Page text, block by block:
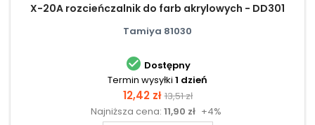
X-20A rozcieńczalnik do farb akrylowych - DD301
Tamiya 81030
 Dostępny
Termin wysyłki 1 dzień
Cena
12,42 zł Cena
podstawowa
13,51 zł
Najniższa cena: 11,90 zł +4%